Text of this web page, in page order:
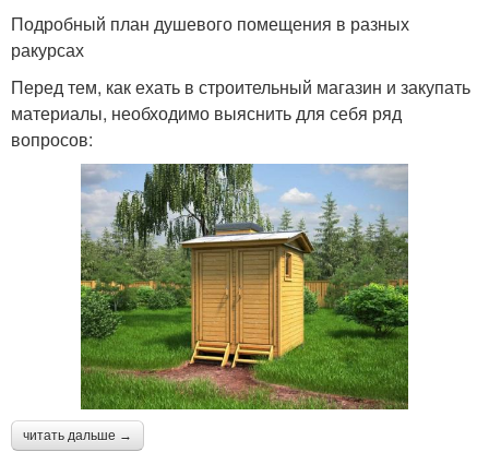
Подробный план душевого помещения в разных
ракурсах
Перед тем, как ехать в строительный магазин и закупать
материалы, необходимо выяснить для себя ряд
вопросов:
читать дальше →